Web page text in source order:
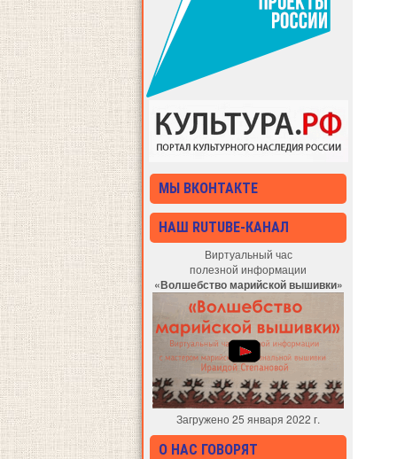
МЫ ВКОНТАКТЕ
НАШ RUTUBE-КАНАЛ
Виртуальный час
полезной информации
«Волшебство марийской вышивки»
Загружено 25 января 2022 г.
О НАС ГОВОРЯТ